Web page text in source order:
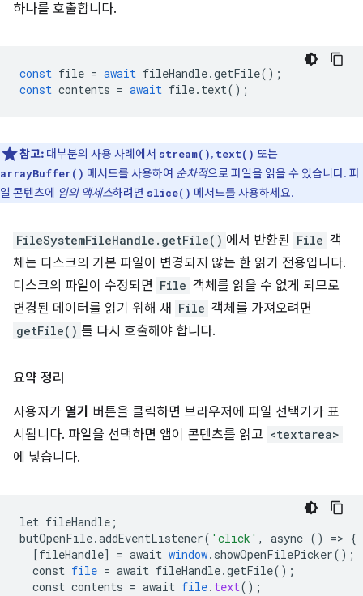
하나를 호출합니다.
const file = await fileHandle.getFile();
const contents = await file. text();
참고: 대부분의 사용 사례에서 stream(), text() 또는
arrayBuffer() 메서드를 사용하여 순차적으로 파일을 읽을 수 있습니다. 파
일 콘텐츠에 임의 액세스하려면 slice() 메서드를 사용하세요.
FileSystemFileHandle.getFile() 에서 반환된 File 객
체는 디스크의 기본 파일이 변경되지 않는 한 읽기 전용입니다.
디스크의 파일이 수정되면 File 객체를 읽을 수 없게 되므로
변경된 데이터를 읽기 위해 새
File 객체를 가져오려면
getFile() 를 다시 호출해야 합니다.
요약 정리
사용자가 열기 버튼을 클릭하면 브라우저에 파일 선택기가 표
시됩니다. 파일을 선택하면 앱이 콘텐츠를 읽고 <textarea>
에 넣습니다.
let fileHandle ;
butOpenFile.addEventListener( 'click' , async () => {
[fileHandle] = await window. showOpenFilePicker();
const file = await fileHandle.getFile();
const contents = await file. text();